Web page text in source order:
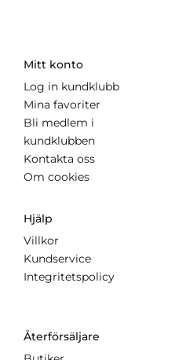
Mitt konto
Log in kundklubb
Mina favoriter
Bli medlem i
kundklubben
Kontakta oss
Om cookies
Hjälp
Villkor
Kundservice
Integritetspolicy
Återförsäljare